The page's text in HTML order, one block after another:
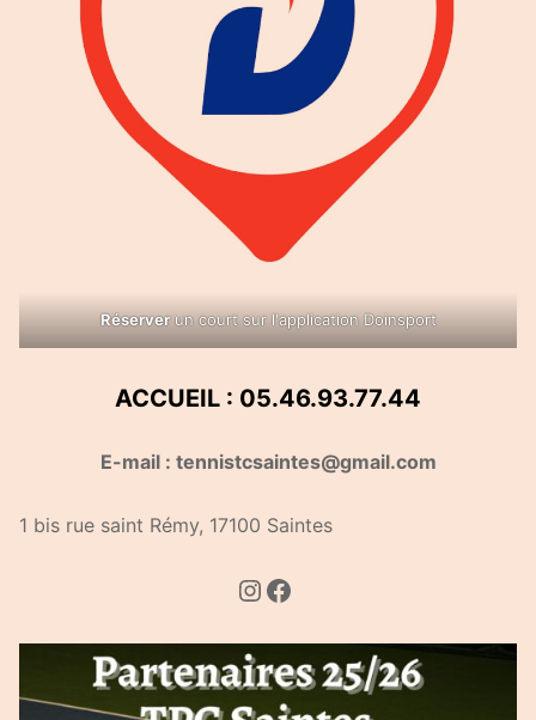
Réserverun court sur l'application Doinsport
ACCUEIL : 05.46.93.77.44
E-mail : tennistcsaintes@gmail.com
1 bis rue saint Rémy, 17100 Saintes
Instagram
Facebook